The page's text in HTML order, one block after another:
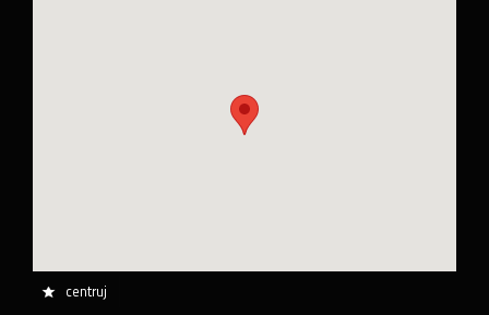
centruj